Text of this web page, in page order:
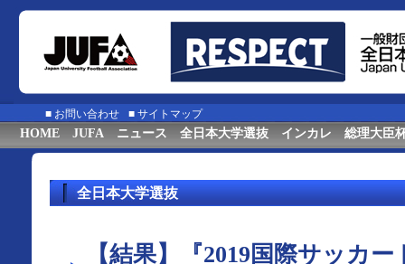
■ お問い合わせ ■ サイトマップ
HOME JUFA ニュース 全日本大学選抜 インカレ 総理大臣
全日本大学選抜
【結果】『2019国際サッカ